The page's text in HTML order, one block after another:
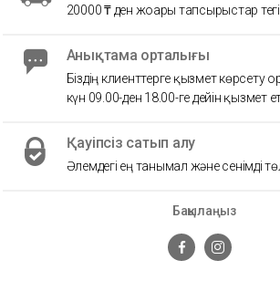
Бақылаңыз
20000 ₸ ден жоғары тапсырыстар тегін
Анықтама орталығы
Біздің клиенттерге қызмет көрсету
күн 09.00-ден 18.00-ге дейін қызмет
Қауіпсіз сатып алу
Әлемдегі ең танымал және сенімді